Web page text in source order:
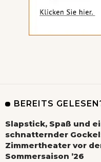
BEREITS
Slapstick, Spaß und
schnatternder
Zimmertheater vor
Sommersaison ’26